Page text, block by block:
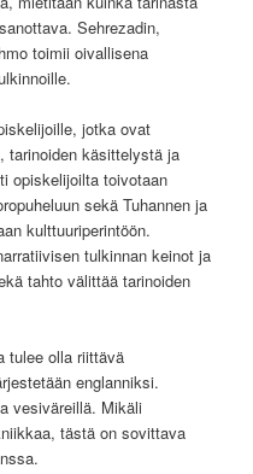
Sehrezadin,
toimii oivallisena
jotka ovat
tarinoiden käsittelystä ja
opiskelijoilta toivotaan
sekä Tuhannen ja
kulttuuriperintöön.
tulkinnan keinot ja
tahto välittää tarinoiden
tulee olla riittävä
englanniksi.
vesiväreillä. Mikäli
tästä on sovittava